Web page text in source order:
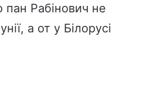
Рабінович не
а от у Білорусі